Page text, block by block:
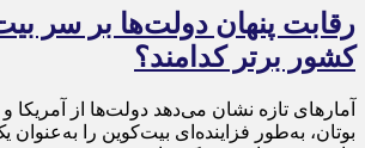
کشور برتر کدامند؟
آمارهای تازه نشان می‌دهد دولت‌ها از آمریکا و
بوتان، به‌طور فزاینده‌ای بیت‌کوین را به‌عنوان